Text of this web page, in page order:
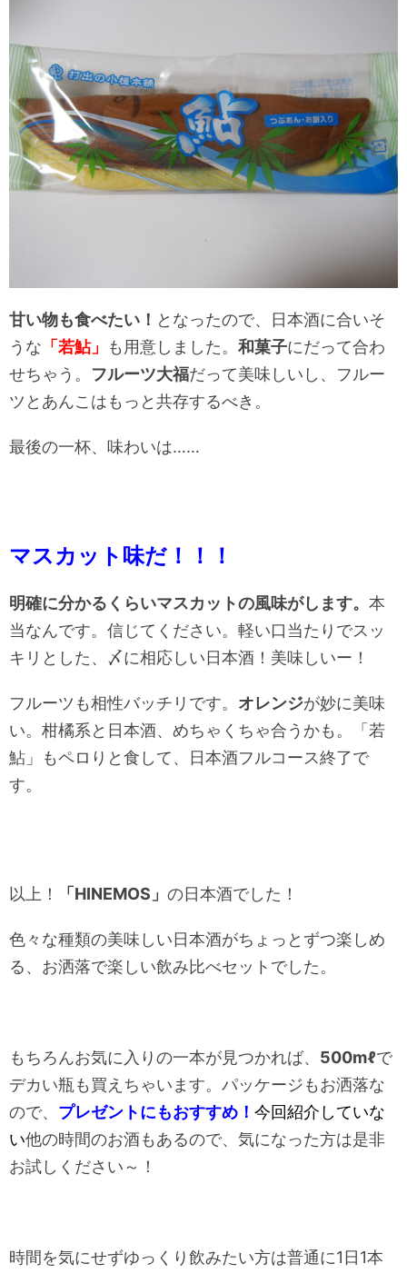
甘い物も食べたい！ となったので、日本酒に合いそ
うな 「若鮎」 も用意しました。 和菓子にだって合わ
せちゃう。 フルーツ大福だって美味しいし、フルー
ツとあんこはもっと共存するべき。
最後の一杯、味わいは……
マスカット味だ！！！
明確に分かるくらいマスカットの風味がします。 本
当なんです。信じてください。軽い口当たりでスッ
キリとした、〆に相応しい日本酒！美味しいー！
フルーツも相性バッチリです。 オレンジが妙に美味
い。柑橘系と日本酒、めちゃくちゃ合うかも。「若
鮎」もペロりと食して、日本酒フルコース終了で
す。
以上！ 「HINEMOS」 の日本酒でした！
色々な種類の美味しい日本酒がちょっとずつ楽しめ
る、お洒落で楽しい飲み比べセットでした。
もちろんお気に入りの一本が見つかれば、 500mℓで
デカい瓶も買えちゃいます。パッケージもお洒落な
ので、 プレゼントにもおすすめ！ 今回紹介していな
い他の時間のお酒もあるので、気になった方は是非
お試しください～！
時間を気にせずゆっくり飲みたい方は普通に1日1本